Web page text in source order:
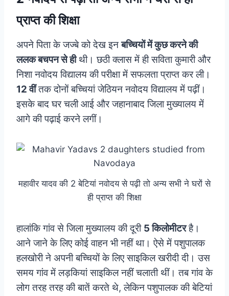
प्राप्त की शिक्षा
अपने पिता के जज्बे को देख इनबच्चियों में कुछ करने की
ललक बचपन से हीथी। छठी क्लास में ही सविता कुमारी और
निशा नवोदय विद्यालय की परीक्षा में सफलता प्राप्त कर ली।
12 वींतक दोनों बच्चियां जेठियन नवोदय विद्यालय में पढ़ीं।
इसके बाद घर चली आई और जहानाबाद जिला मुख्यालय में
आगे की पढ़ाई करने लगीं।
महावीर यादव की 2 बेटियां नवोदय से पढ़ी तो अन्य सभी ने घरों से
ही प्राप्त की शिक्षा
हालांकि गांव से जिला मुख्यालय की दूरी 5 किलोमीटरहै।
आने जाने के लिए कोई वाहन भी नहीं था। ऐसे में पशुपालक
हलखोरी ने अपनी बच्चियों के लिए साइकिल खरीदी दी। उस
समय गांव में लड़कियां साइकिल नहीं चलाती थीं। तब गांव के
लोग तरह तरह की बातें करते थे, लेकिन पशुपालक की बेटियां